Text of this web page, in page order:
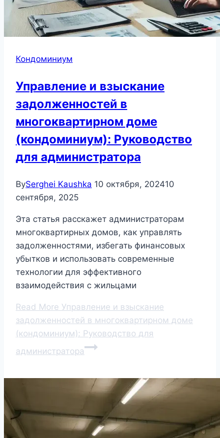
Кондоминиум
Управление и взыскание
задолженностей в
многоквартирном доме
(кондоминиум): Руководство
для администратора
BySerghei Kaushka 10 октября, 202410
сентября, 2025
Эта статья расскажет администраторам
многоквартирных домов, как управлять
задолженностями, избегать финансовых
убытков и использовать современные
технологии для эффективного
взаимодействия с жильцами
Read More Управление и взыскание
задолженностей в многоквартирном доме
(кондоминиум): Руководство для
администратора